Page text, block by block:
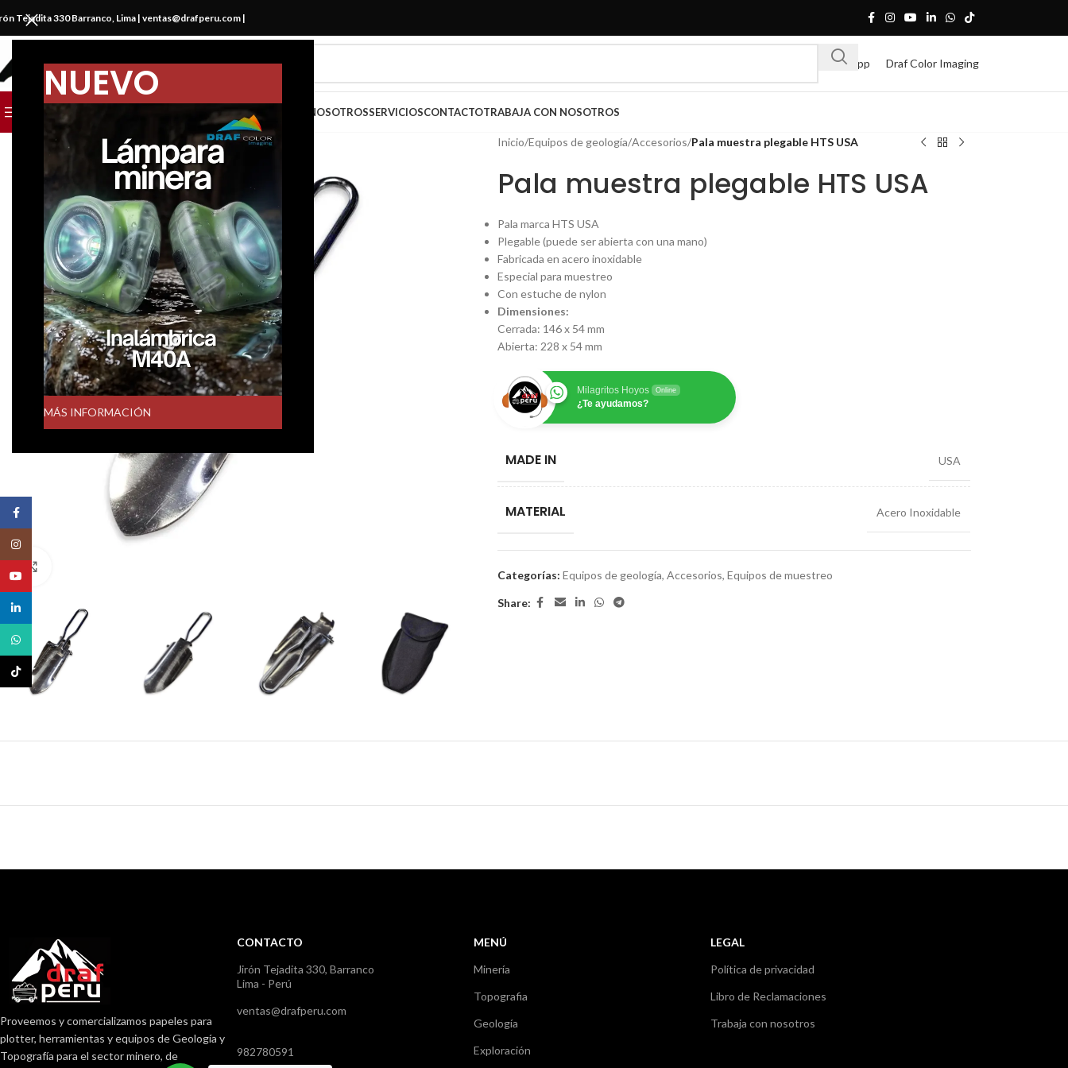
NUEVO
MÁS INFORMACIÓN
Tejadita 330 Barranco, Lima | ventas@drafperu.com |
Whatsapp Draf Color Imaging
CATEGORIAS CATÁLOGO NOSOTROSSERVICIOSCONTACTOTRABAJA CON NOSOTROS
Inicio/Equipos de geología/Accesorios/Pala muestra plegable HTS USA
Pala muestra plegable HTS USA
Pala marca HTS USA
Plegable (puede ser abierta con una mano)
Fabricada en acero inoxidable
Especial para muestreo
Con estuche de nylon
Dimensiones:
Cerrada: 146 x 54 mm
Abierta: 228 x 54 mm
Milagritos Hoyos Online
¿Te ayudamos?
MADE IN USA
MATERIAL Acero Inoxidable
Categorías: Equipos de geología, Accesorios, Equipos de muestreo
Share:
Proveemos y comercializamos papeles para
plotter, herramientas y equipos de Geología y
Topografía para el sector minero, de
CONTACTO
Jirón Tejadita 330, Barranco
Lima - Perú
ventas@drafperu.com
982780591
MENÚ
Minería
Topografia
Geología
Exploración
LEGAL
Política de privacidad
Libro de Reclamaciones
Trabaja con nosotros
YouTube
WhatsApp
TikTok